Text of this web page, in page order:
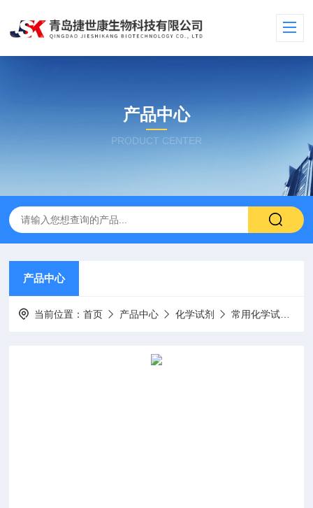
产品中心
PRODUCT CENTER
产品中心
当前位置：首页 产品中心 化学试剂 常用化学试剂